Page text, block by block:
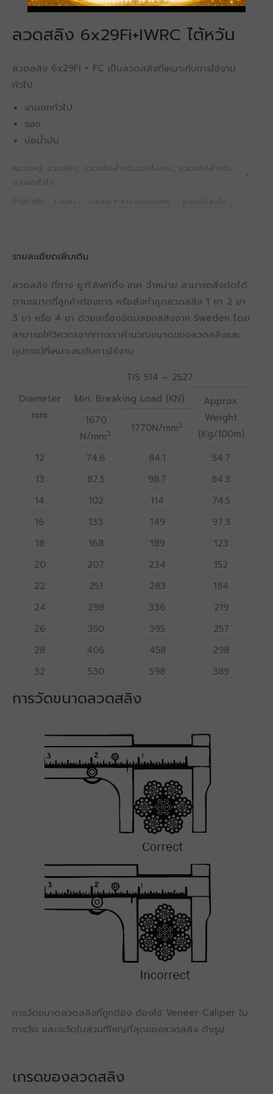
ลวดสลิง 6x29Fi+IWRC ไต้หวัน
ลวดสลิง 6x29FI + FC เป็นลวดสลิงที่เหมาะกับการใช้งาน
ทั่วไป
งานยกทั่วไป
รอก
บ่อน้ำมัน
หมวดหมู่: ลวดสลิง ลวดสลิงสำหรับรอก&เครน ลวดสลิงสำหรับ
งานยกทั่วไป
ป้ายกำกับ:
ลวดสลิง ลวดสลิง สำหรับ รอกและเครน ลวดสลิงไส้เหล็ก
รายละเอียดเพิ่มเติม
ลวดสลิง ที่ทาง ยู.ที.ลิฟท์ติ้ง เทค จำหน่าย สามารถสั่งตัดได้
ตามขนาดที่ลูกค้าต้องการ หรือสั่งทำชุดลวดสลิง 1 ขา 2 ขา
3 ขา หรือ 4 ขา ด้วยเครื่องอัดปลอกสลิงจาก Sweden โดย
สามารถให้วิศวกรจากทางเราคำนวณขนาดของลวดสลิงและ
อุปกรณ์ที่เหมาะสมกับการใช้งาน
Diameter
mm
TIS 514 – 2527
Min. Breaking Load (KN)
Approx.
Weight
(Kg/100m)
1670
N/mm2 1770N/mm2
12 74.6 84.1
54.7
13
87.5 98.7
84.3
14
102 114
74.5
16
133 149
97.3
18
168 189
123
20
207 234
152
22
251 283
184
24
298 336
219
26
350 395
257
28
406 458
298
32
530 598 389
การวัดขนาดลวดสลิง
การวัดขนาดลวดสลิงที่ถูกต้อง ต้องใช้ Veneer Caliper ใน
การวัด และจะวัดในส่วนทีใหญ่ที่สุดของลวดสลิง ดังรูป
เกรดของลวดสลิง